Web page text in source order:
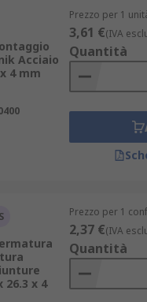
Acciaio
4 mm
Prezzo per 1
3,61 €(IVA
Quantità
26.3 x 4
Prezzo per 1
2,37 €(IVA
Quantità